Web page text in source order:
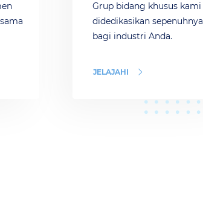
Grup bidang khusus kami
didedikasikan sepenuhnya
bagi industri Anda.
JELAJAHI